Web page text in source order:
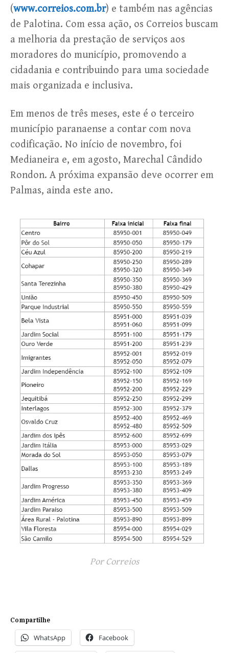
(www.correios.com.br) e também nas agências
de Palotina. Com essa ação, os Correios buscam
a melhoria da prestação de serviços aos
moradores do município, promovendo a
cidadania e contribuindo para uma sociedade
mais organizada e inclusiva.
Em menos de três meses, este é o terceiro
município paranaense a contar com nova
codificação. No início de novembro, foi
Medianeira e, em agosto, Marechal Cândido
Rondon. A próxima expansão deve ocorrer em
Palmas, ainda este ano.
Por Correios
Compartilhe
WhatsApp Facebook